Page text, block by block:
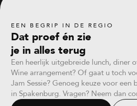
EEN BEGRIP IN DE REGIO
Dat proef én zie
je in alles terug
Een heerlijk uitgebreide lunch, diner
Wine arrangement? Of gaat u toch
Jam Sessie? Genoeg keuze voor een
in Spakenburg. Vragen? Neem dan